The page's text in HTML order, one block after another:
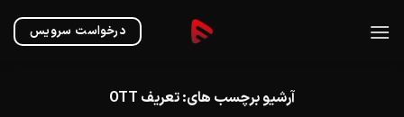
درخواست سرویس
آرشیو برچسب های:تعریف OTT